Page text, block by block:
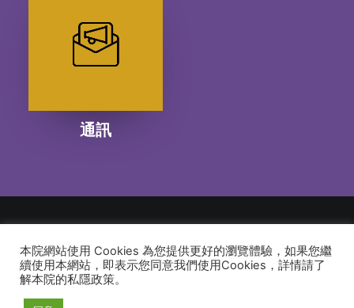
通訊
© 2026 建道神學院Alliance Bible Seminary. All rights reserved
本院網站使用 Cookies 為您提供更好的瀏覽體驗，如果您繼
續使用本網站，即表示您同意我們使用Cookies，詳情請了
解本院的私隱政策。